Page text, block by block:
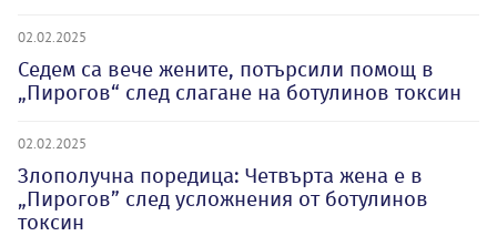
02.02.2025
Седем са вече жените, потърсили помощ в
„Пирогов“ след слагане на ботулинов токсин
02.02.2025
Злополучна поредица: Четвърта жена е в
„Пирогов” след усложнения от ботулинов
токсин